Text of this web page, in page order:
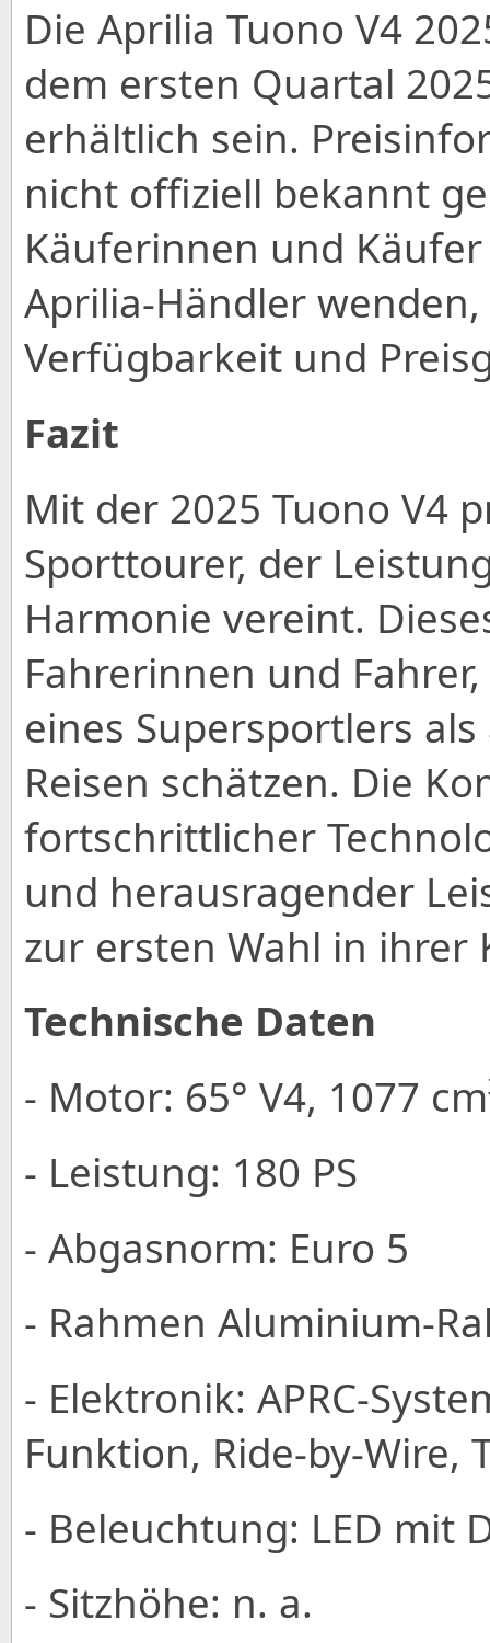
Die Aprilia Tuono V4
dem ersten Quartal
erhältlich sein.
nicht offiziell bekannt
Käuferinnen und
Aprilia-Händler
Verfügbarkeit und
Fazit
Mit der 2025 Tuono V4
Sporttourer, der
Harmonie vereint.
Fahrerinnen und
eines Supersportlers
Reisen schätzen. Die
fortschrittlicher
und herausragender
zur ersten Wahl in ihrer
Technische Daten
- Motor: 65° V4, 1077
- Leistung: 180 PS
- Abgasnorm: Euro 5
- Rahmen Aluminium-
- Elektronik: APRC-
Funktion, Ride-by-Wire,
- Beleuchtung: LED mit
- Sitzhöhe: n. a.